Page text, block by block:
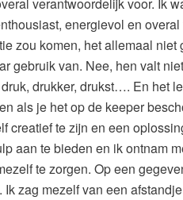
verantwoordelijk voor. Ik
energievol en
zou komen, het allemaal niet
gebruik van. Nee, hen valt
drukker, drukst…. En het
als je het op de keeper
creatief te zijn en een
aan te bieden en ik ontnam
te zorgen. Op een
zag mezelf van een